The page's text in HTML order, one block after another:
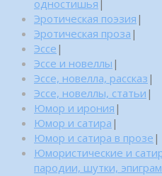
одностишья |
Эротическая поэзия |
Эротическая проза |
Эссе |
Эссе и новеллы |
Эссе, новелла, рассказ |
Эссе, новеллы, статьи |
Юмор и ирония |
Юмор и сатира |
Юмор и сатира в прозе |
Юмористические и
пародии, шутки,